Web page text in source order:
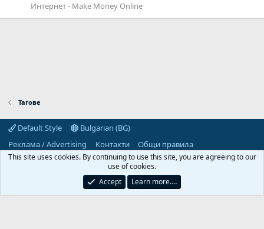
Интернет - Make Money Online
Тагове
Default Style
Bulgarian (BG)
Реклама / Advertising
Контакти
Общи правила
Декларация за поверителност
Помощ Начало
R
S
Predpriemach.com © 2006-2026. Hosting by:
This site uses cookies. By continuing to use this site, you are agreeing to our
use of cookies.
Accept
Learn more.…